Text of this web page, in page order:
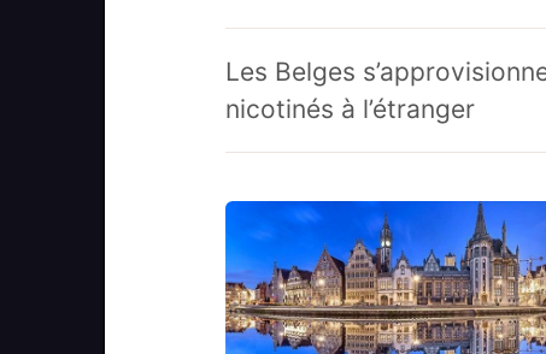
Les Belges
nicotinés à l’étranger